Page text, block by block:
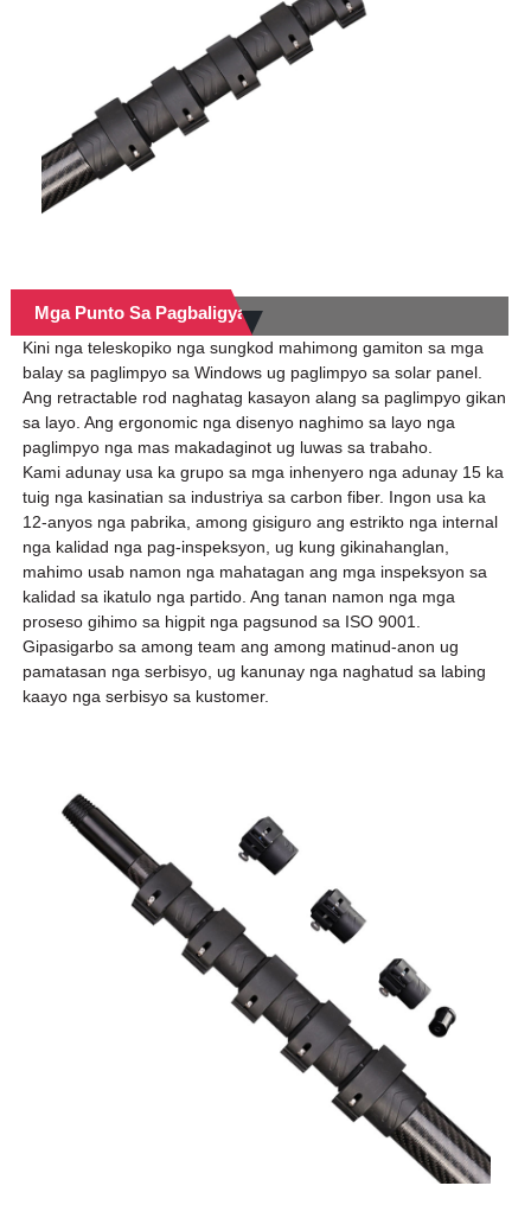
Mga Punto Sa Pagbaligya
Kini nga teleskopiko nga sungkod mahimong gamiton sa mga
balay sa paglimpyo sa Windows ug paglimpyo sa solar panel.
Ang retractable rod naghatag kasayon ​​alang sa paglimpyo gikan
sa layo. Ang ergonomic nga disenyo naghimo sa layo nga
paglimpyo nga mas makadaginot ug luwas sa trabaho.
Kami adunay usa ka grupo sa mga inhenyero nga adunay 15 ka
tuig nga kasinatian sa industriya sa carbon fiber. Ingon usa ka
12-anyos nga pabrika, among gisiguro ang estrikto nga internal
nga kalidad nga pag-inspeksyon, ug kung gikinahanglan,
mahimo usab namon nga mahatagan ang mga inspeksyon sa
kalidad sa ikatulo nga partido. Ang tanan namon nga mga
proseso gihimo sa higpit nga pagsunod sa ISO 9001.
Gipasigarbo sa among team ang among matinud-anon ug
pamatasan nga serbisyo, ug kanunay nga naghatud sa labing
kaayo nga serbisyo sa kustomer.